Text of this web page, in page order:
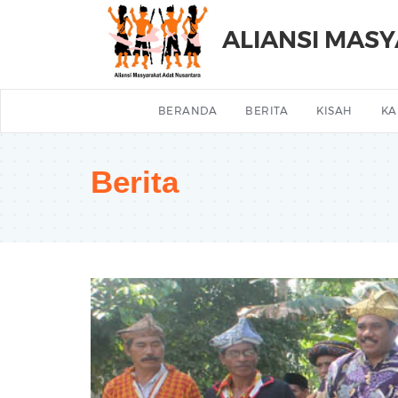
ALIANSI
BERANDA BERITA KISAH
Berita